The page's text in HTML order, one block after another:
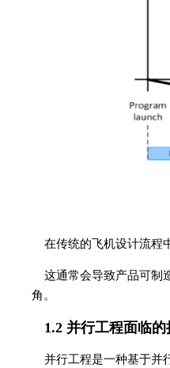
在传统的飞机设计流程
这通常会导致产品可制
角。
1.2 并行工程面临的
并行工程是一种基于并